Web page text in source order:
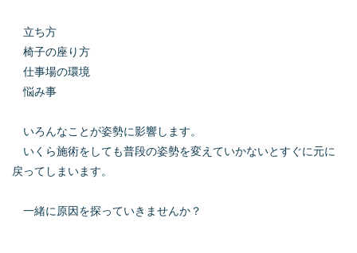
立ち方
椅子の座り方
仕事場の環境
悩み事
いろんなことが姿勢に影響します。
いくら施術をしても普段の姿勢を変えていかないとすぐに元に
戻ってしまいます。
一緒に原因を探っていきませんか？